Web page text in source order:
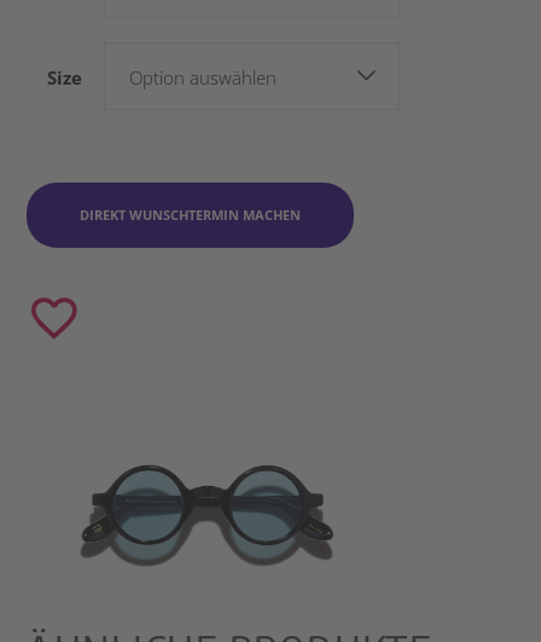
Size Option auswählen
DIREKT WUNSCHTERMIN MACHEN